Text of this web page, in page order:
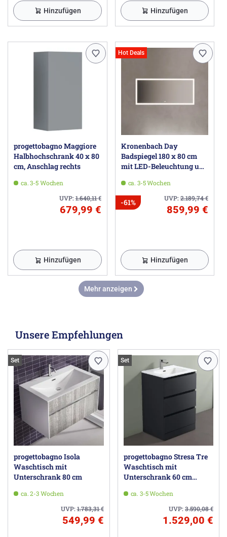
Hinzufügen Hinzufügen
progettobagno Maggiore
Halbhochschrank 40 x 80
cm, Anschlag rechts
ca. 3-5 Wochen
UVP:1.640,11€
679,99 €
Hinzufügen
Hot Deals
Kronenbach Day
Badspiegel 180 x 80 cm
mit LED-Beleuchtung und
ca. 3-5 Wochen
UVP:2.189,74€
-61%
859,99 €
Hinzufügen
Mehr anzeigen
Unsere Empfehlungen
Set
progettobagno Isola
Waschtisch mit
Unterschrank 80 cm
ca. 2-3 Wochen
UVP:1.783,31€
549,99 €
Set
progettobagno Stresa Tre
Waschtisch mit
Unterschrank 60 cm
ca. 3-5 Wochen
UVP:3.590,08€
1.529,00 €